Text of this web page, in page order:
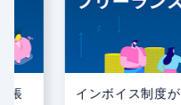
帳
インボイス制度